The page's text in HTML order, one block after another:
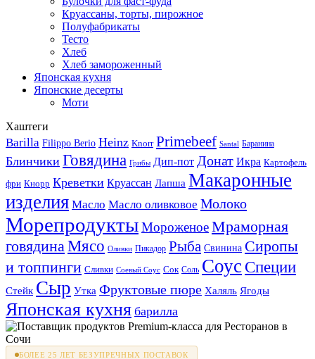
Круассаны, торты, пирожное
Полуфабрикаты
Тесто
Хлеб
Хлеб замороженный
Японская кухня
Японские десерты
Моти
Хаштеги
Barilla Filippo Berio Heinz Knorr Primebeef Santal Баранина
Блинчики Говядина Грибы Дип-пот Донат Икра Картофель
фри Кнорр Креветки Круассан Лапша Макаронные
изделия Масло Масло оливковое Молоко
МорепродуктыМороженоеМраморная
говядинаМясо Оливки Пикадор Рыба Свинина Сиропы
и топпинги Сливки Соевый Соус Сок Соль Соус Специи
Стейк Сыр Утка Фруктовые пюре Халяль Ягоды
Японская кухня барилла
БОЛЕЕ 25 ЛЕТ БЕЗУПРЕЧНЫХ ПОСТАВОК